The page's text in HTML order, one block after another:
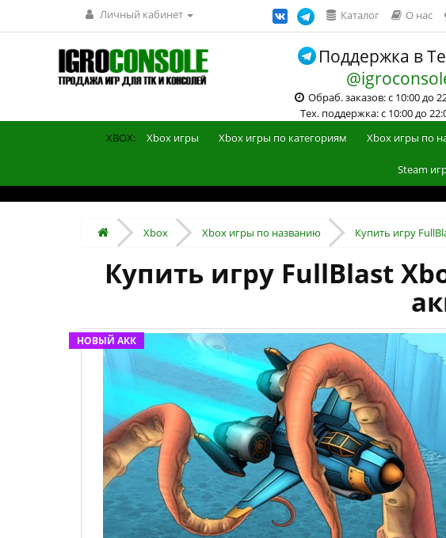
Личный кабинет Каталог О нас
Поддержка в
Обраб. заказов: с 10:00 до
Тех. поддержка: с 10:00 до
XBOX: Xbox игры Xbox игры по категориям Xbox игры по
Steam
Xbox Xbox игры по названию Купить игру
Купить игру FullBlast
НОВЫЙ АКК